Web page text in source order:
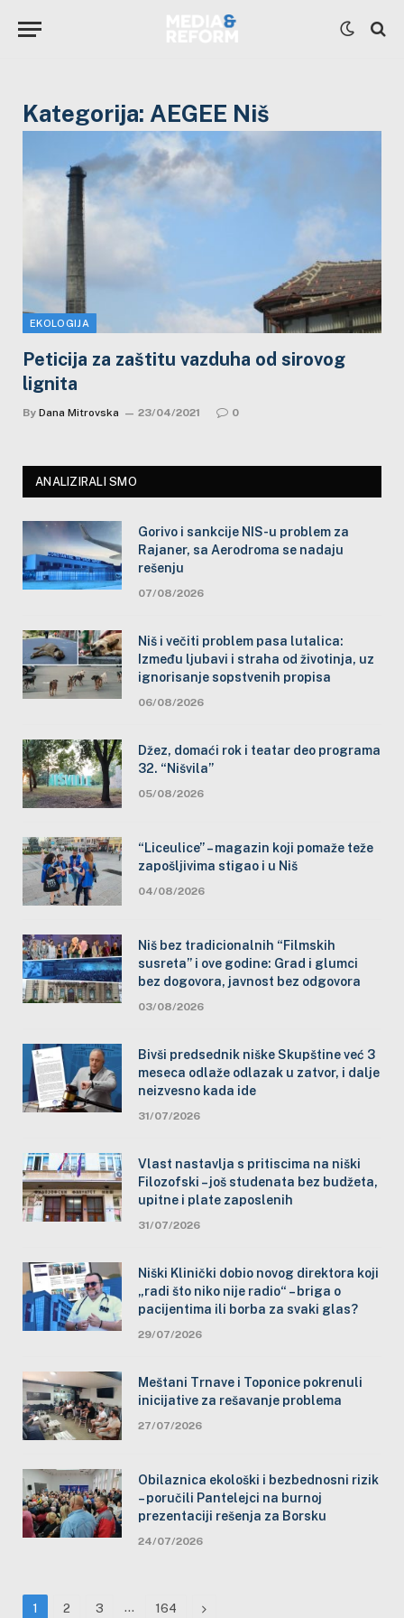
Kategorija: AEGEE Niš
EKOLOGIJA
Peticija za zaštitu vazduha od sirovog
lignita
By Dana Mitrovska 23/04/2021 0
ANALIZIRALI SMO
Gorivo i sankcije NIS-u problem za
Rajaner, sa Aerodroma se nadaju
rešenju
07/08/2026
Niš i večiti problem pasa lutalica:
Između ljubavi i straha od životinja, uz
ignorisanje sopstvenih propisa
06/08/2026
Džez, domaći rok i teatar deo programa
32. “Nišvila”
05/08/2026
“Liceulice” – magazin koji pomaže teže
zapošljivima stigao i u Niš
04/08/2026
Niš bez tradicionalnih “Filmskih
susreta” i ove godine: Grad i glumci
bez dogovora, javnost bez odgovora
03/08/2026
Bivši predsednik niške Skupštine već 3
meseca odlaže odlazak u zatvor, i dalje
neizvesno kada ide
31/07/2026
Vlast nastavlja s pritiscima na niški
Filozofski – još studenata bez budžeta,
upitne i plate zaposlenih
31/07/2026
Niški Klinički dobio novog direktora koji
„radi što niko nije radio“ – briga o
pacijentima ili borba za svaki glas?
29/07/2026
Meštani Trnave i Toponice pokrenuli
inicijative za rešavanje problema
27/07/2026
Obilaznica ekološki i bezbednosni rizik
– poručili Pantelejci na burnoj
prezentaciji rešenja za Borsku
24/07/2026
1 2 3 … 164 Next